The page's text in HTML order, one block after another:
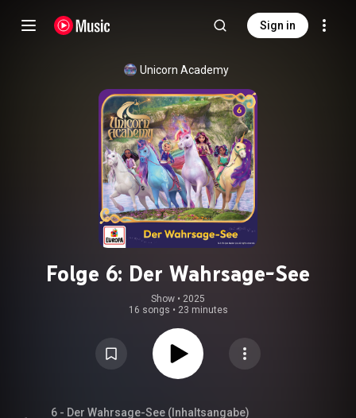
Sign in
Unicorn Academy
Folge 6: Der Wahrsage-See
Show • 2025
16 songs • 23 minutes
6 - Der Wahrsage-See (Inhaltsangabe)